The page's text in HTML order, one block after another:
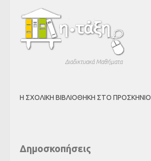
Διαδικτυακά Μαθήματα
Η ΣΧΟΛΙΚΉ ΒΙΒΛΙΟΘΉΚΗ ΣΤΟ ΠΡΟΣΚΉΝΙΟ
Δημοσκοπήσεις